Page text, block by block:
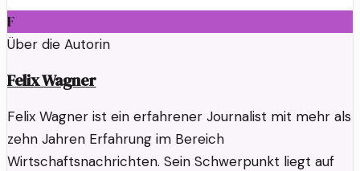
F
Über die Autorin
Felix Wagner
Felix Wagner ist ein erfahrener Journalist mit mehr als
zehn Jahren Erfahrung im Bereich
Wirtschaftsnachrichten. Sein Schwerpunkt liegt auf